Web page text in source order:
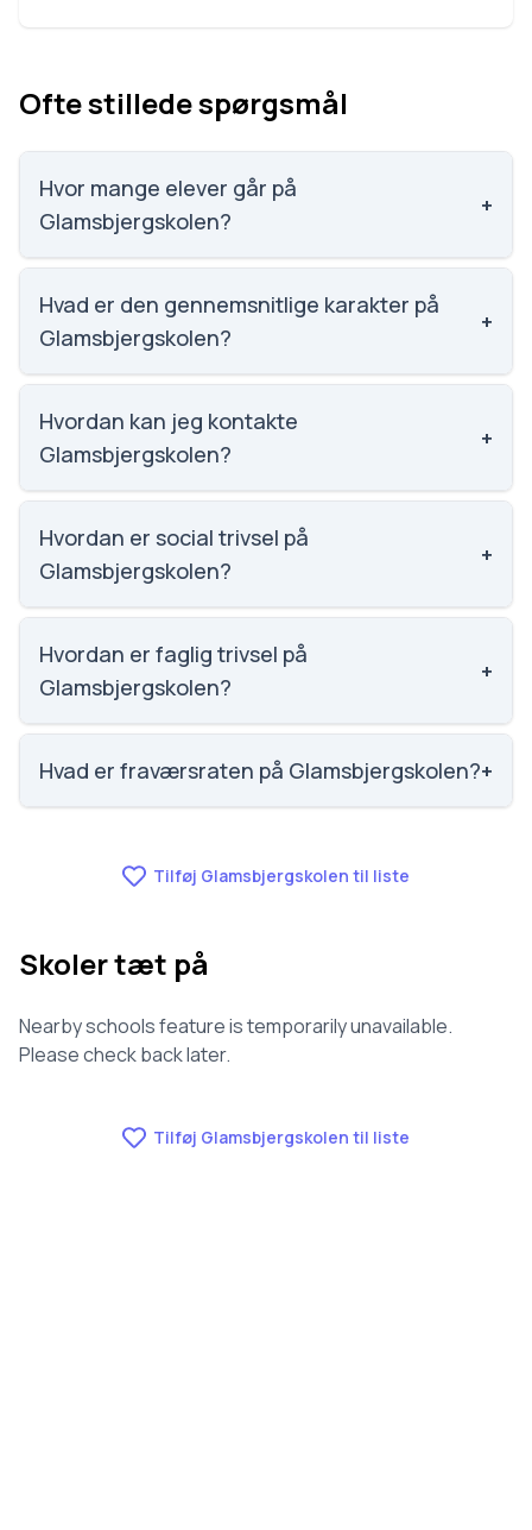
Ofte stillede spørgsmål
Hvor mange elever går på
Glamsbjergskolen?
+
Glamsbjergskolen har 382 elever, hvilket gør den til
nummer 778 ud af 3143 skoler.
Hvad er den gennemsnitlige karakter på
Glamsbjergskolen?
+
Karaktergennemsnittet på Glamsbjergskolen er 7,
nummer 940 ud af 3143 skoler.
Hvordan kan jeg kontakte
Glamsbjergskolen?
+
Email: glamsbjergskolen@assens.dk. Telefon: 6474
7850. Adresse: Glamsbjergskolen Kaj Nielsensvej
10, 5620 Glamsbjerg. Skoleleder: Mette Strægaard
Hvordan er social trivsel på
Glamsbjergskolen?
+
Social trivsel på Glamsbjergskolen er 3.8 ud af 5,
nummer 1086 ud af 3143 skoler. Scoren er baseret
på elevernes egne besvarelser.
Hvordan er faglig trivsel på
Glamsbjergskolen?
+
Faglig trivsel på Glamsbjergskolen er 3.4 ud af 5,
nummer 1209 ud af 3143 skoler. Scoren er baseret
Hvad er fraværsraten på Glamsbjergskolen?+
Tilføj Glamsbjergskolen til liste
Skoler tæt på
Nearby schools feature is temporarily unavailable.
Please check back later.
Tilføj Glamsbjergskolen til liste